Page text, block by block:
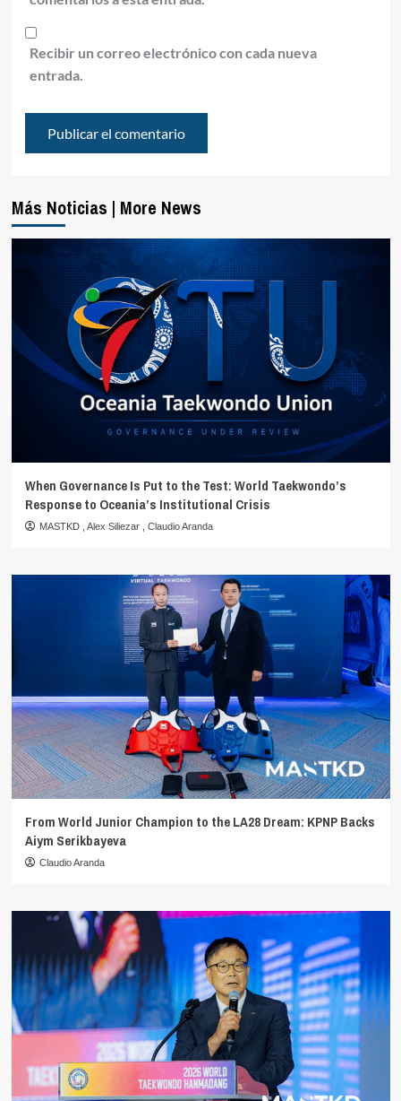
Recibir un correo electrónico con cada nueva
entrada.
Más Noticias | More News
When Governance Is Put to the Test: World Taekwondo’s
Response to Oceania’s Institutional Crisis
MASTKD , Alex Siliezar , Claudio Aranda
From World Junior Champion to the LA28 Dream: KPNP Backs
Aiym Serikbayeva
Claudio Aranda